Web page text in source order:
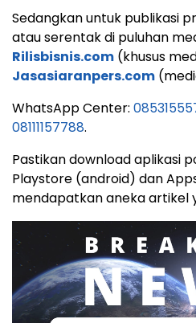
Sedangkan untuk publikasi
atau serentak di puluhan
Rilisbisnis.com (khusus
Jasasiaranpers.com
WhatsApp Center:
08111157788.
Pastikan download aplikasi
Playstore (android) dan
mendapatkan aneka artikel